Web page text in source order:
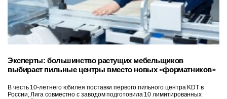
Эксперты: большинство растущих мебельщиков
выбирает пильные центры вместо новых «форматников»
В честь 10-летнего юбилея поставки первого пильного центра KDT в
России, Лига совместно с заводом подготовила 10 лимитированных